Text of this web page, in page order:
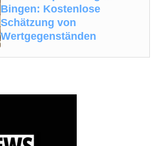
Bingen: Kostenlose
Schätzung von
Wertgegenständen